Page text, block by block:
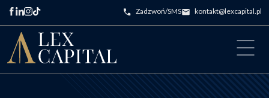
Przejdź do treści Zadzwoń/SMS kontakt@lexcapital.pl
Main Navigation